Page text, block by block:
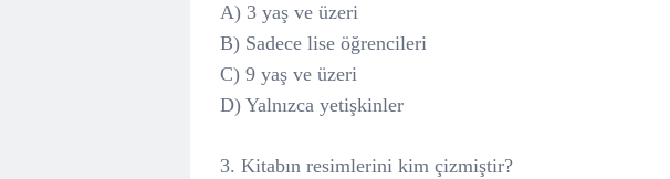
A) 3 yaş ve üzeri
B) Sadece lise öğrencileri
C) 9 yaş ve üzeri
D) Yalnızca yetişkinler
3. Kitabın resimlerini kim çizmiştir?